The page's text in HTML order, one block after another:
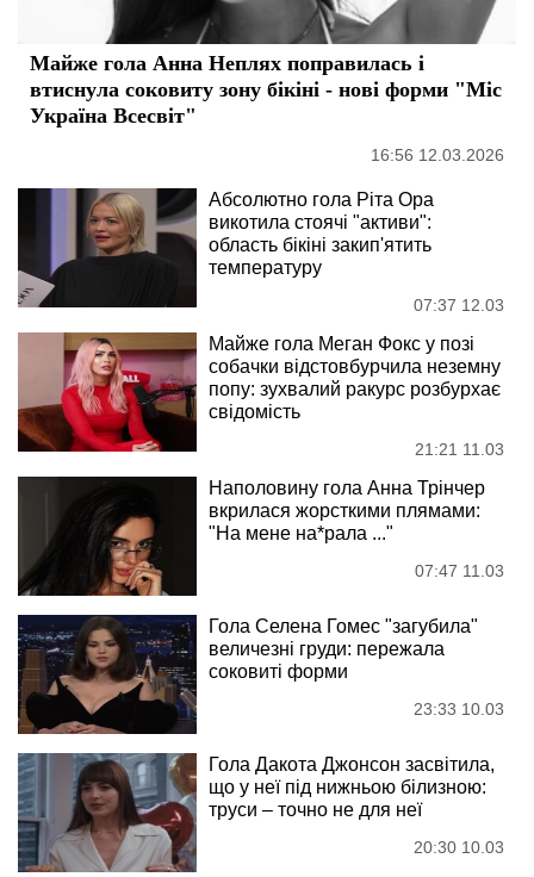
Майже гола Анна Неплях поправилась і
втиснула соковиту зону бікіні - нові форми "Міс
Україна Всесвіт"
16:56 12.03.2026
Абсолютно гола Ріта Ора
викотила стоячі "активи":
область бікіні закип'ятить
температуру
07:37 12.03
Майже гола Меган Фокс у позі
собачки відстовбурчила неземну
попу: зухвалий ракурс розбурхає
свідомість
21:21 11.03
Наполовину гола Анна Трінчер
вкрилася жорсткими плямами:
"На мене на*рала ..."
07:47 11.03
Гола Селена Гомес "загубила"
величезні груди: пережала
соковиті форми
23:33 10.03
Гола Дакота Джонсон засвітила,
що у неї під нижньою білизною:
труси – точно не для неї
20:30 10.03